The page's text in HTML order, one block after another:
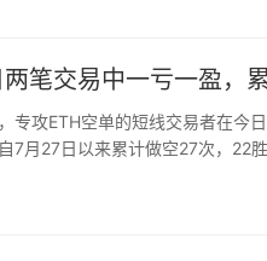
笔交易中一亏一盈，
攻ETH空单的短线交易者在今
月27日以来累计做空27次，22